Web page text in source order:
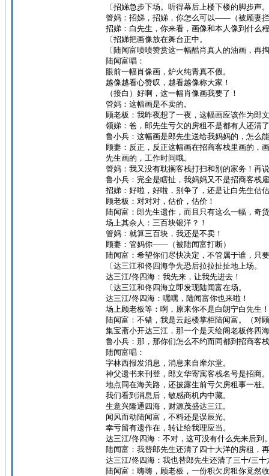
〔招娣急步下场。听得幕后上楼下楼的脚步
管妈：招娣，招娣，你怎么可以——（被顾妻
招娣：白先生，你来看，画像和本人像到什么
〔招娣把画像放在舞台正中。
〔陆闻富啧啧赞赏这一幅酷肖真人的油画，再
陆闻富唱：
眼前一幅肖像画，炉火纯青真不假。
越像越看心赞叹，越看越像称大家！
（接白）好啊，这一幅肖像画我要了！
管妈：这幅画是不卖的。
顾老板：我昨夜想了一夜，这幅画应该作为郎
领娣：爸，郎先生亏欠的房租不是都有人还清
鲁小兵：这幅画是郎先生送给我妈妈的，怎么
顾妻：反正，反正这幅画在招商客栈里画的，
先生画的，工作时间哦。
管妈：我又没有耽搁客栈打扫和别的家务！再
鲁小兵：完全是瞎扯，我妈妈又不是招商客栈
招娣：好啦，好啦，别争了，还是让白先生估
顾老板：对对对，估价，估价！
陆闻富：郎先生遗作，而且只有这么一幅，奇
场上其余人：三百块银洋？！
管妈：就算三百块，我还是不卖！
顾妻：管妈你——（被陆闻富打断）
陆闻富：希望你们尽快决定，不管属于谁，只
〔达三江和佟四海争先恐后拉拉扯扯地上场。
达三江/佟四海：我先来，让我先进去！
〔达三江和佟四海立即发现陆闻富在场。
达三江/佟四海：嘿嘿，陆闻富你也来啦！
场上顾老板等：啊，原来你不是白朗宁白先生！
陆闻富：不错，我是云起楼掌柜陆闻富。（
集宝斋小开达三江，那一个是天绘阁老板佟四
鲁小兵：那，那你们怎么不约而同都到招商客
陆闻富唱：
字林西报发消息，消息来自摩尔堂。
神父遗书来刊登，郎文华寄寓客栈名号是招商。
地点同在海关路，还披露生前亏欠房租事一桩。
我们看到消息后，敏感商机内中藏。
生意兴隆通四海，财源茂盛达三江。
闻风而动陆闻富，不料还是误辰光。
幸亏留有遗作在，转让给我理应当。
达三江/佟四海：不对，这可没有什么先来后到
陆闻富：我替郎先生还清了四十大洋的房租，
达三江/佟四海：我也替郎先生还清了三十/三
陆闻富：嗨嗨，顾老板，一份积欠房租你竟